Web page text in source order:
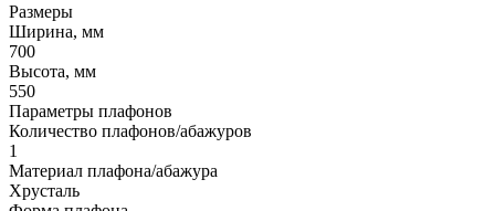
Размеры
Ширина, мм
700
Высота, мм
550
Параметры плафонов
Количество плафонов/абажуров
1
Материал плафона/абажура
Хрусталь